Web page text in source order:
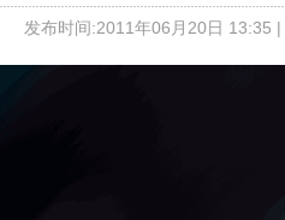
发布时间:2011年06月20日 13:35 |